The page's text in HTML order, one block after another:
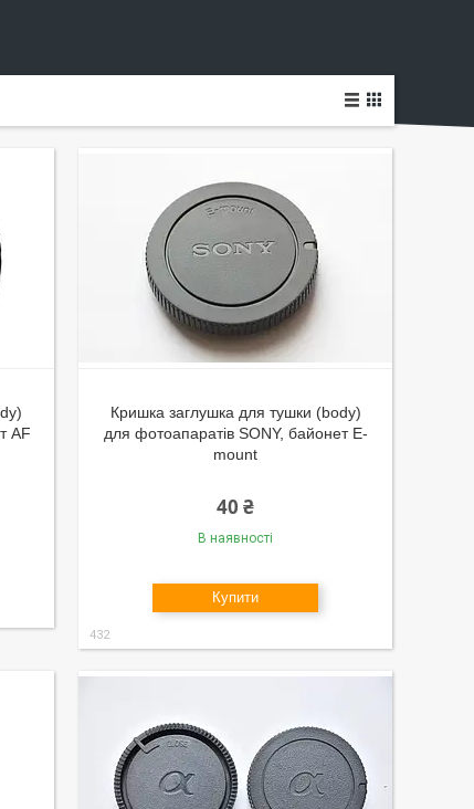
AF
Кришка заглушка для тушки (body)
для фотоапаратів SONY, байонет E-
mount
40 ₴
В наявності
Купити
432